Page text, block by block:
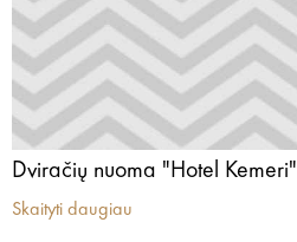
Dviračių nuoma "Hotel Kemeri"
Skaityti daugiau